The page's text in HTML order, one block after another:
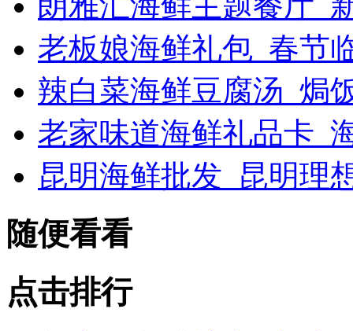
老板娘海鲜礼包_春节
辣白菜海鲜豆腐汤_焗
老家味道海鲜礼品卡_
昆明海鲜批发_昆明理
随便看看
点击排行